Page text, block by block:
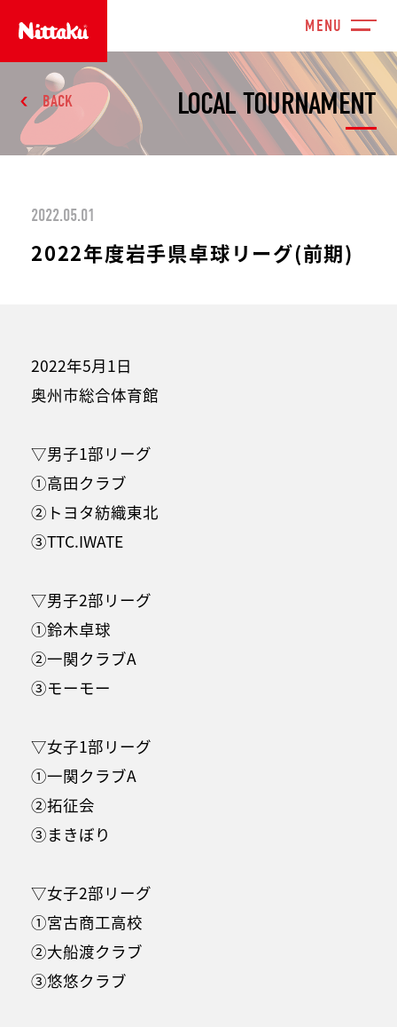
LOCAL TOURNAMENT
BACK
2022.05.01
2022年度岩手県卓球リーグ(前期)
2022年5月1日
奥州市総合体育館
▽男子1部リーグ
①高田クラブ
②トヨタ紡織東北
③TTC.IWATE
▽男子2部リーグ
①鈴木卓球
②一関クラブA
③モーモー
▽女子1部リーグ
①一関クラブA
②拓征会
③まきぼり
▽女子2部リーグ
①宮古商工高校
②大船渡クラブ
③悠悠クラブ